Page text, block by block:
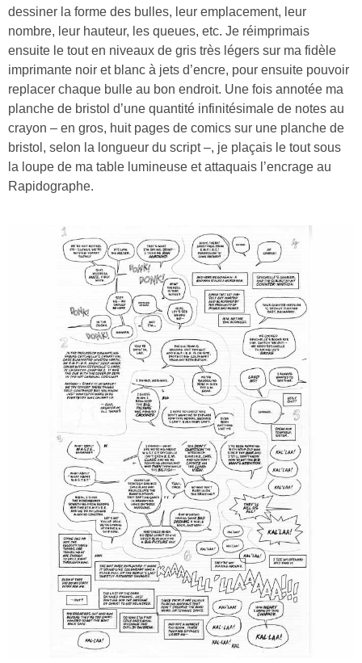
dessiner la forme des bulles, leur emplacement, leur
nombre, leur hauteur, les queues, etc. Je réimprimais
ensuite le tout en niveaux de gris très légers sur ma fidèle
imprimante noir et blanc à jets d’encre, pour ensuite pouvoir
replacer chaque bulle au bon endroit. Une fois annotée ma
planche de bristol d’une quantité infinitésimale de notes au
crayon – en gros, huit pages de comics sur une planche de
bristol, selon la longueur du script –, je plaçais le tout sous
la loupe de ma table lumineuse et attaquais l’encrage au
Rapidographe.